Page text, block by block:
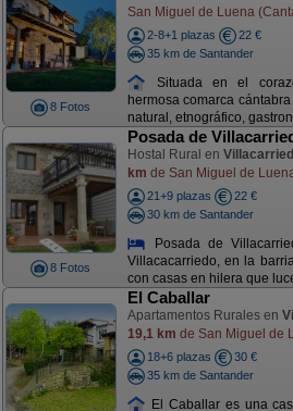
8 Fotos
San Miguel de Luena
2-8+1 plazas
22 €
35 km de Santander
Situada en el
hermosa comarca
natural, etnográfico,
8 Fotos
Posada de
Hostal Rural en
km de San Miguel de
21+9 plazas
22 €
30 km de Santander
Posada de
Villacacarriedo, en la
con casas en hilera que
El Caballar
Apartamentos Rurales en
19,1 km de San Miguel de
18+6 plazas
30 €
35 km de Santander
El Caballar es una